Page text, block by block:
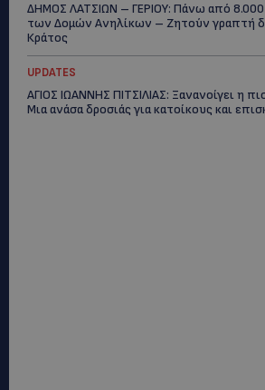
ΔΗΜΟΣ ΛΑΤΣΙΩΝ – ΓΕΡΙΟΥ: Πάνω από
των Δομών Ανηλίκων – Ζητούν γραπτή
Κράτος
UPDATES
ΑΓΙΟΣ ΙΩΑΝΝΗΣ ΠΙΤΣΙΛΙΑΣ: Ξανανοίγει η
Μια ανάσα δροσιάς για κατοίκους και